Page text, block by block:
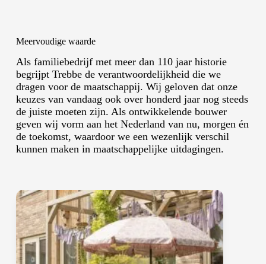
Meervoudige waarde
Als familiebedrijf met meer dan 110 jaar historie
begrijpt Trebbe de verantwoordelijkheid die we
dragen voor de maatschappij. Wij geloven dat onze
keuzes van vandaag ook over honderd jaar nog steeds
de juiste moeten zijn. Als ontwikkelende bouwer
geven wij vorm aan het Nederland van nu, morgen én
de toekomst, waardoor we een wezenlijk verschil
kunnen maken in maatschappelijke uitdagingen.